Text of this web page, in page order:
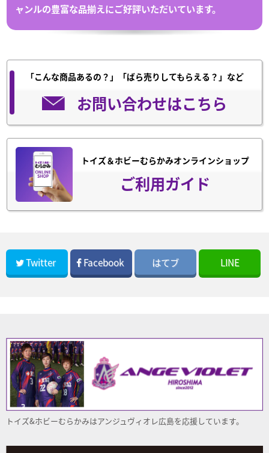
ャンルの豊富な品揃えにご好評いただいています。
「こんな商品あるの？」「ばら売りしてもらえる？」など
お問い合わせはこちら
トイズ＆ホビーむらかみオンラインショップ
ご利用ガイド
Twitter Facebook はてブ LINE
トイズ&ホビーむらかみはアンジュヴィオレ広島を応援しています。